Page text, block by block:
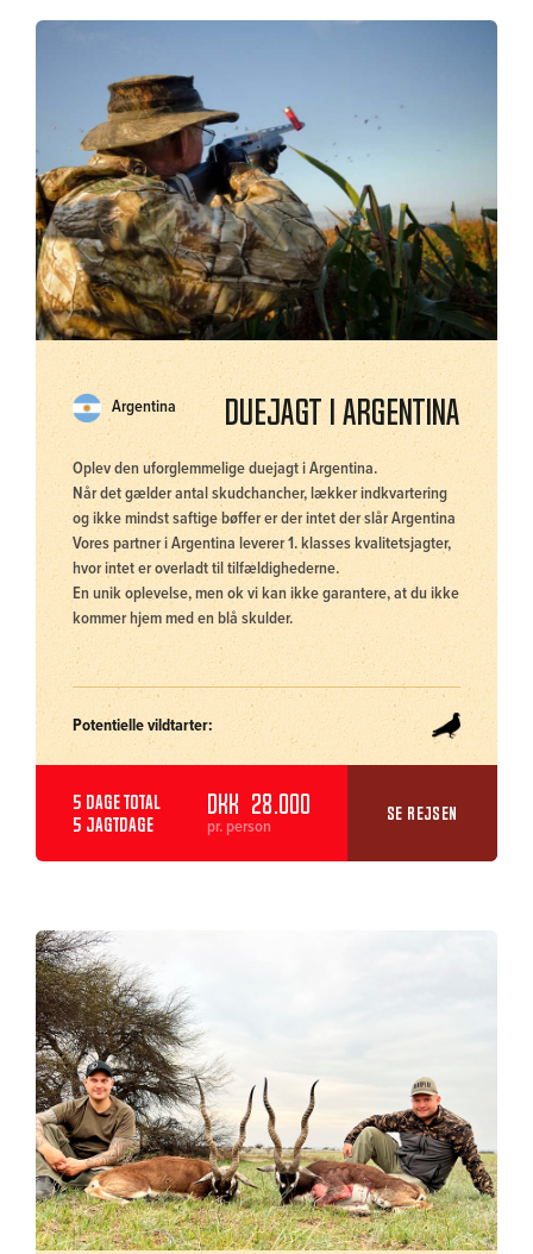
Duejagt i Argentina
Argentina
Oplev den uforglemmelige duejagt i Argentina.
Når det gælder antal skudchancher, lækker indkvartering
og ikke mindst saftige bøffer er der intet der slår Argentina
Vores partner i Argentina leverer 1. klasses kvalitetsjagter,
hvor intet er overladt til tilfældighederne.
En unik oplevelse, men ok vi kan ikke garantere, at du ikke
kommer hjem med en blå skulder.
Potentielle vildtarter:
5 dage total
5 jagtdage
DKK 28.000
pr. person
SE REJSEN